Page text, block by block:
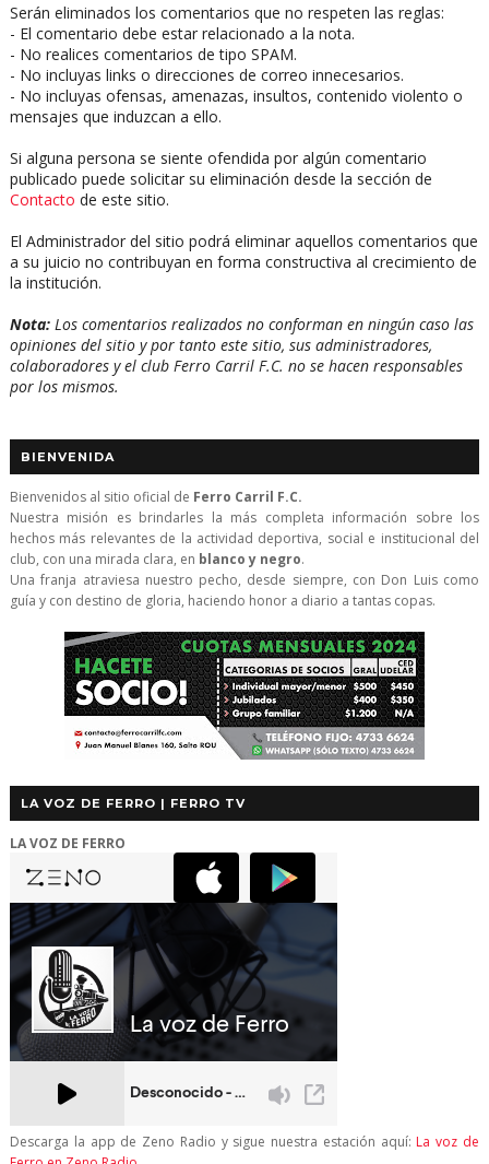
Serán eliminados los comentarios que no respeten las reglas:
- El comentario debe estar relacionado a la nota.
- No realices comentarios de tipo SPAM.
- No incluyas links o direcciones de correo innecesarios.
- No incluyas ofensas, amenazas, insultos, contenido violento o
mensajes que induzcan a ello.
Si alguna persona se siente ofendida por algún comentario
publicado puede solicitar su eliminación desde la sección de
Contacto de este sitio.
El Administrador del sitio podrá eliminar aquellos comentarios que
a su juicio no contribuyan en forma constructiva al crecimiento de
la institución.
Nota:Los comentarios realizados no conforman en ningún caso las
opiniones del sitio y por tanto este sitio, sus administradores,
colaboradores y el club Ferro Carril F.C. no se hacen responsables
por los mismos.
BIENVENIDA
Bienvenidos al sitio oficial de Ferro Carril F.C.
Nuestra misión es brindarles la más completa información sobre los
hechos más relevantes de la actividad deportiva, social e institucional del
club, con una mirada clara, en blanco y negro.
Una franja atraviesa nuestro pecho, desde siempre, con Don Luis como
guía y con destino de gloria, haciendo honor a diario a tantas copas.
LA VOZ DE FERRO | FERRO TV
LA VOZ DE FERRO
Descarga la app de Zeno Radio y sigue nuestra estación aquí: La voz de